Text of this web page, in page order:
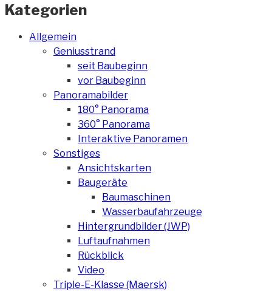
Kategorien
Allgemein
Geniusstrand
seit Baubeginn
vor Baubeginn
Panoramabilder
180° Panorama
360° Panorama
Interaktive Panoramen
Sonstiges
Ansichtskarten
Baugeräte
Baumaschinen
Wasserbaufahrzeuge
Hintergrundbilder (JWP)
Luftaufnahmen
Rückblick
Video
Triple-E-Klasse (Maersk)